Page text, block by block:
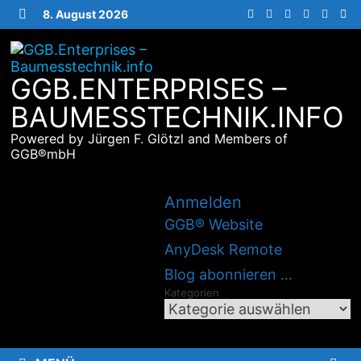
Zurück
InhaltMENÜ
8. August 2026
GGB.ENTERPRISES –
BAUMESSTECHNIK.INFO
Powered by Jürgen F. Glötzl and Members of
GGB®mbH
Anmelden
GGB® Website
AnyDesk Remote
Blog abonnieren …
Kategorien